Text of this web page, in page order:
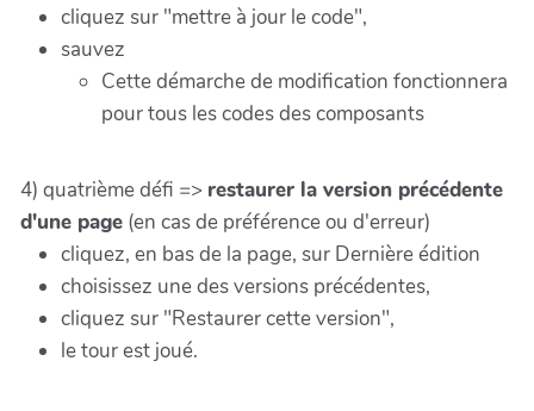
cliquez sur "mettre à jour le code",
sauvez
Cette démarche de modification fonctionnera
pour tous les codes des composants
4) quatrième défi => restaurer la version précédente
d'une page (en cas de préférence ou d'erreur)
cliquez, en bas de la page, sur Dernière édition
choisissez une des versions précédentes,
cliquez sur "Restaurer cette version",
le tour est joué.